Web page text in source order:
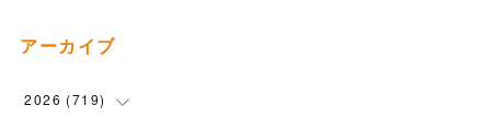
アーカイブ
2026 (719)